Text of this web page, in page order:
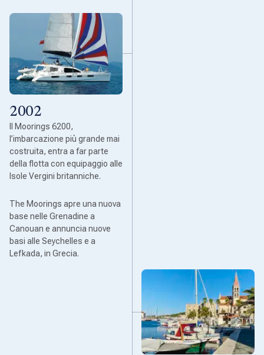
2002
Il Moorings 6200,
l’imbarcazione più grande mai
costruita, entra a far parte
della flotta con equipaggio alle
Isole Vergini britanniche.
The Moorings apre una nuova
base nelle Grenadine a
Canouan e annuncia nuove
basi alle Seychelles e a
Lefkada, in Grecia.